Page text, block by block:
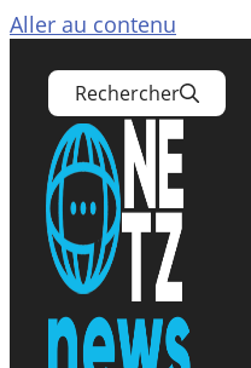
Aller au contenu
Rechercher